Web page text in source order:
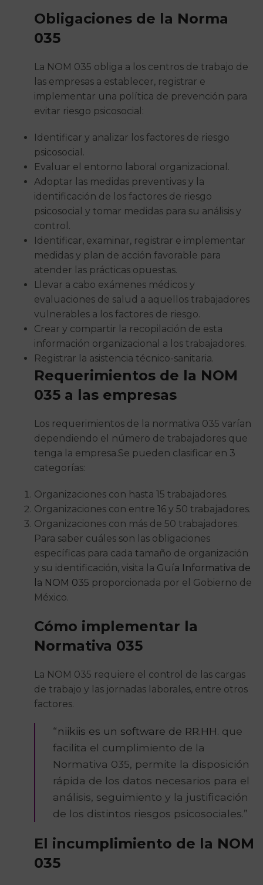
Obligaciones de la Norma
035
La NOM 035 obliga a los centros de trabajo de
las empresas a establecer, registrar e
implementar una política de prevención para
evitar riesgo psicosocial:
Identificar y analizar los factores de riesgo
psicosocial.
Evaluar el entorno laboral organizacional.
Adoptar las medidas preventivas y la
identificación de los factores de riesgo
psicosocial y tomar medidas para su análisis y
control.
Identificar, examinar, registrar e implementar
medidas y plan de acción favorable para
atender las prácticas opuestas.
Llevar a cabo exámenes médicos y
evaluaciones de salud a aquellos trabajadores
vulnerables a los factores de riesgo.
Crear y compartir la recopilación de esta
información organizacional a los trabajadores.
Registrar la asistencia técnico-sanitaria.
Requerimientos de la NOM
035 a las empresas
Los requerimientos de la normativa 035 varían
dependiendo el número de trabajadores que
tenga la empresa.Se pueden clasificar en 3
categorías:
Organizaciones con hasta 15 trabajadores.
Organizaciones con entre 16 y 50 trabajadores.
Organizaciones con más de 50 trabajadores.
Para saber cuáles son las obligaciones
específicas para cada tamaño de organización
y su identificación, visita la Guía Informativa de
la NOM 035 proporcionada por el Gobierno de
México.
Cómo implementar la
Normativa 035
La NOM 035 requiere el control de las cargas
de trabajo y las jornadas laborales, entre otros
factores.
“niikiis es un software de RR.HH. que
facilita el cumplimiento de la
Normativa 035, permite la disposición
rápida de los datos necesarios para el
análisis, seguimiento y la justificación
de los distintos riesgos psicosociales.”
El incumplimiento de la NOM
035